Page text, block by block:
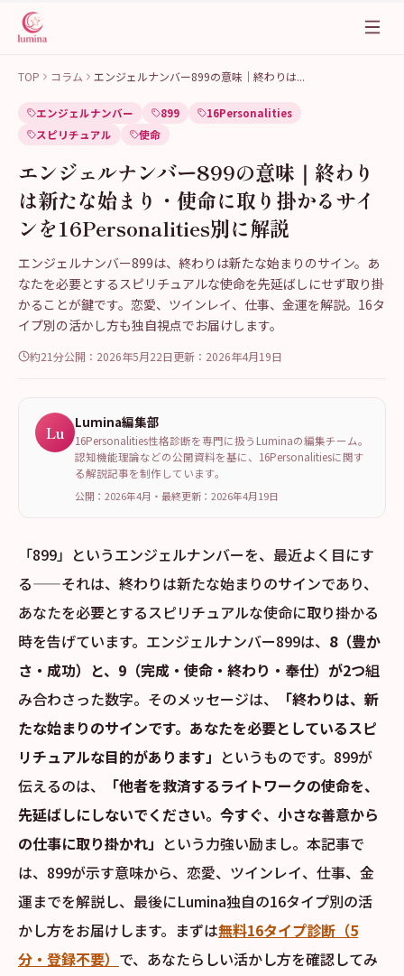
TOP コラム エンジェルナンバー899の意味｜終わりは...
エンジェルナンバー 899
16Personalities
スピリチュアル
使命
エンジェルナンバー899の意味｜終わり
は新たな始まり・使命に取り掛かるサイ
ンを16Personalities別に解説
エンジェルナンバー899は、終わりは新たな始まりのサイン。あ
なたを必要とするスピリチュアルな使命を先延ばしにせず取り掛
かることが鍵です。恋愛、ツインレイ、仕事、金運を解説。16タ
イプ別の活かし方も独自視点でお届けします。
約21分公開： 2026年5月22日更新： 2026年4月19日
Lu Lumina編集部
16Personalities性格診断を専門に扱うLuminaの編集チーム。
認知機能理論などの公開資料を基に、16Personalitiesに関す
る解説記事を制作しています。
公開：2026年4月 ・ 最終更新： 2026年4月19日
「899」というエンジェルナンバーを、最近よく目にす
る——それは、終わりは新たな始まりのサインであり、
あなたを必要とするスピリチュアルな使命に取り掛かる
時を告げています。エンジェルナンバー899は、 8（豊か
さ・成功）と、9（完成・使命・終わり・奉仕）が2つ組
み合わさった数字。そのメッセージは、
「終わりは、新
たな始まりのサインです。あなたを必要としているスピ
リチュアルな目的があります」 というものです。899が
伝えるのは、
「他者を救済するライトワークの使命を、
先延ばしにしないでください。今すぐ、小さな善意から
の仕事に取り掛かれ」 という力強い励まし。本記事で
は、899が示す意味から、恋愛、ツインレイ、仕事、金
運までを解説し、最後にLumina独自の16タイプ別の活
かし方をお届けします。まずは無料16タイプ診断（5
分・登録不要） で、あなたらしい活かし方を確認してみ